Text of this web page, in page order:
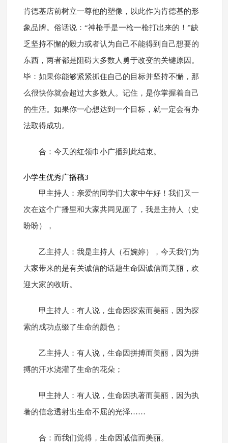
肯德基店前树立一尊他的塑像，以此作为肯德基的形
象品牌。俗话说：“神枪手是一枪一枪打出来的！”缺
乏坚持不懈的毅力或者认为自己不能得到自己想要的
东西，两者都是阻碍大多数人勇于改变的关键原因。
毕：如果你能够紧紧抓住自己的目标并坚持不懈，那
么很快你就会超过大多数人。记住，是你掌握着自己
的生活。如果你一心想达到一个目标，就一定会有办
法取得成功。
合：今天的红领巾小广播到此结束。
小学生优秀广播稿3
甲主持人：亲爱的同学们大家中午好！我们又一
次在这个广播里和大家共同见面了，我是主持人（史
盼盼），
乙主持人：我是主持人（石婉婷），今天我们为
大家带来的是有关诚信的话题生命因诚信而美丽，欢
迎大家的收听。
甲主持人：有人说，生命因探索而美丽，因为探
索的成功点缀了生命的颜色；
乙主持人：有人说，生命因拼搏而美丽，因为拼
搏的汗水浇灌了生命的花朵；
甲主持人：有人说，生命因执著而美丽，因为执
著的信念透射出生命不屈的光泽……
合：而我们觉得，生命因诚信而美丽。